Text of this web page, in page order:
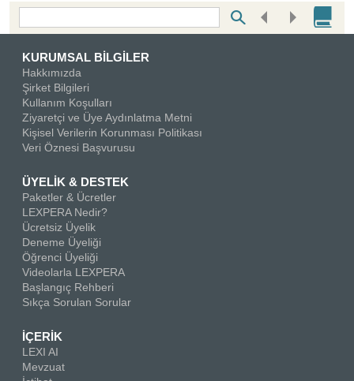
Bottom Search Toolbar Highlight Text
KURUMSAL BİLGİLER
Hakkımızda
Şirket Bilgileri
Kullanım Koşulları
Ziyaretçi ve Üye Aydınlatma Metni
Kişisel Verilerin Korunması Politikası
Veri Öznesi Başvurusu
ÜYELİK & DESTEK
Paketler & Ücretler
LEXPERA Nedir?
Ücretsiz Üyelik
Deneme Üyeliği
Öğrenci Üyeliği
Videolarla LEXPERA
Başlangıç Rehberi
Sıkça Sorulan Sorular
İÇERİK
LEXI AI
Mevzuat